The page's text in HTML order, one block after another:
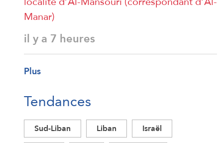
Manar)
il y a 7 heures
Plus
Tendances
Sud-Liban Liban
Israël